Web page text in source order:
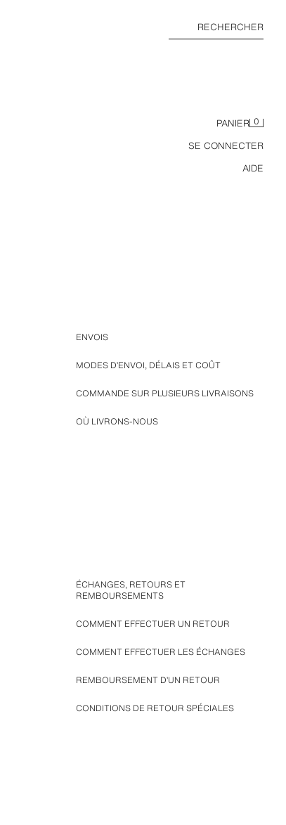
RECHERCHER
PANIER 0
SE CONNECTER
AIDE
ENVOIS
MODES D’ENVOI, DÉLAIS ET COÛT
COMMANDE SUR PLUSIEURS LIVRAISONS
OÙ LIVRONS-NOUS
ÉCHANGES, RETOURS ET
REMBOURSEMENTS
COMMENT EFFECTUER UN RETOUR
COMMENT EFFECTUER LES ÉCHANGES
REMBOURSEMENT D’UN RETOUR
CONDITIONS DE RETOUR SPÉCIALES